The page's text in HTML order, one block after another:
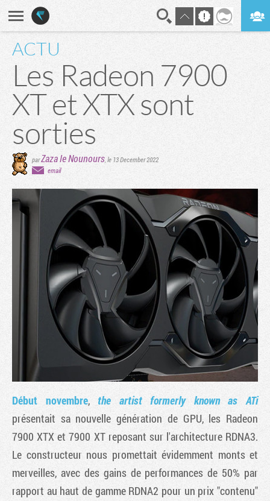
ACTU
Les Radeon 7900
XT et XTX sont
sorties
parZaza le Nounours,le 13 December 2022
email
Début novembre, the artist formerly known as ATi
présentait sa nouvelle génération de GPU, les Radeon
7900 XTX et 7900 XT reposant sur l'architecture RDNA3.
Le constructeur nous promettait évidemment monts et
merveilles, avec des gains de performances de 50% par
rapport au haut de gamme RDNA2 pour un prix "contenu"
Tribune